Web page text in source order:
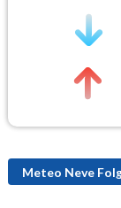
Meteo Neve